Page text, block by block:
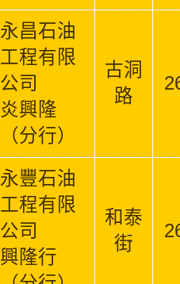
永昌石油
工程有限
公司
炎興隆
（分行）
古洞
路
永豐石油
工程有限
公司
興隆行
和泰
街